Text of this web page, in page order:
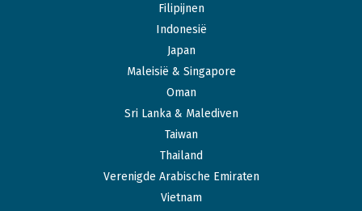
Filipijnen
Indonesië
Japan
Maleisië & Singapore
Oman
Sri Lanka & Malediven
Taiwan
Thailand
Verenigde Arabische Emiraten
Vietnam